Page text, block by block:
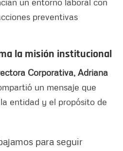
preventivas
la misión institucional
Corporativa, Adriana
un mensaje que
entidad y el propósito de
para seguir